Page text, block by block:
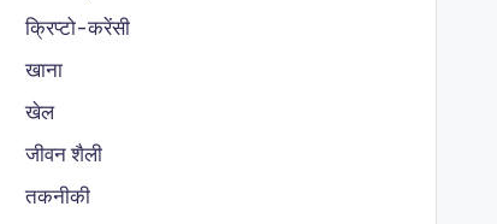
क्रिप्टो-करेंसी
खाना
खेल
जीवन शैली
तकनीकी